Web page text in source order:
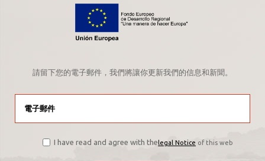
請留下您的電子郵件，我們將讓你更新我們的信息和新聞。
I have read and agree with thelegal Notice of this web